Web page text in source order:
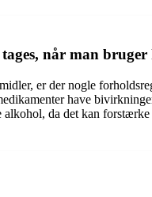
når man
er der nogle
have
alkohol, da det kan